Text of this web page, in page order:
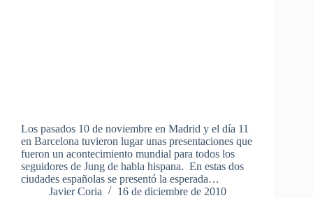
Los pasados 10 de noviembre en Madrid y el día 11
en Barcelona tuvieron lugar unas presentaciones que
fueron un acontecimiento mundial para todos los
seguidores de Jung de habla hispana. En estas dos
ciudades españolas se presentó la esperada…
Javier Coria
16 de diciembre de 2010